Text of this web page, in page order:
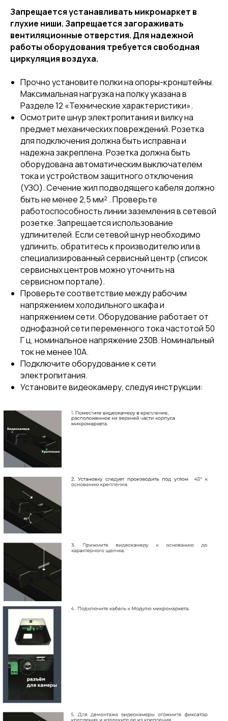
Запрещается устанавливать микромаркет в
глухие ниши. Запрещается загораживать
вентиляционные отверстия. Для надежной
работы оборудования требуется свободная
циркуляция воздуха.
Прочно установите полки на опоры-кронштейны.
Максимальная нагрузка на полку указана в
Разделе 12 «Технические характеристики».
Осмотрите шнур электропитания и вилку на
предмет механических повреждений. Розетка
для подключения должна быть исправна и
надежна закреплена. Розетка должна быть
оборудована автоматическим выключателем
тока и устройством защитного отключения
(УЗО). Сечение жил подводящего кабеля должно
быть не менее 2,5 мм² . Проверьте
работоспособность линии заземления в сетевой
розетке. Запрещается использование
удлинителей. Если сетевой шнур необходимо
удлинить, обратитесь к производителю или в
специализированный сервисный центр (список
сервисных центров можно уточнить на
сервисном портале).
Проверьте соответствие между рабочим
напряжением холодильного шкафа и
напряжением сети. Оборудование работает от
однофазной сети переменного тока частотой 50
Г ц, номинальное напряжение 230В. Номинальный
ток не менее 10А.
Подключите оборудование к сети
электропитания.
Установите видеокамеру, следуя инструкции: